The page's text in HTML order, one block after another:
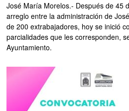
José María Morelos.- Después de 45
arreglo entre la administración de
de 200 extrabajadores, hoy se inició
parcialidades que les corresponden,
Ayuntamiento.